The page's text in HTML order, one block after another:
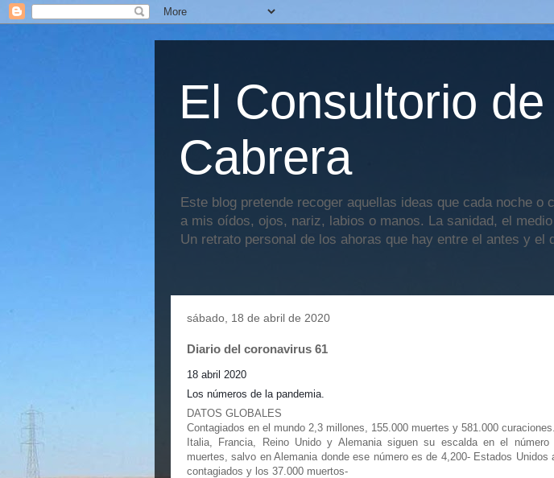
El Consultorio
Cabrera
Este blog pretende recoger aquellas ideas que cada noche
a mis oídos, ojos, nariz, labios o manos. La sanidad, el
Un retrato personal de los ahoras que hay entre el antes y el
sábado, 18 de abril de 2020
Diario del coronavirus 61
18 abril 2020
Los números de la pandemia.
DATOS GLOBALES
Contagiados en el mundo 2,3 millones, 155.000 muertes y 581.000 curaciones.
Italia, Francia, Reino Unido y Alemania siguen su escalda en el
muertes, salvo en Alemania donde ese número es de 4,200- Estados Unidos
contagiados y los 37.000 muertos-